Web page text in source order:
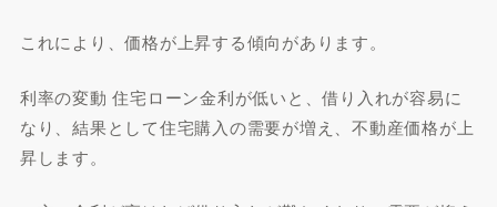
これにより、価格が上昇する傾向があります。
利率の変動 住宅ローン金利が低いと、借り入れが容易に
なり、結果として住宅購入の需要が増え、不動産価格が上
昇します。